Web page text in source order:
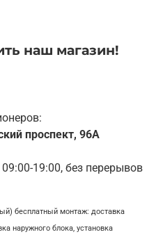
наш магазин!
проспект, 96А
19:00, без перерывов
бесплатный монтаж: доставка
наружного блока, установка